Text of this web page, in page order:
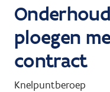
ploegen
contract
Knelpuntberoep